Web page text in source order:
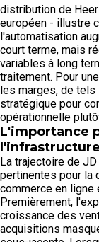
distribution de
européen - illustre
l'automatisation
court terme, mais
variables à long
traitement. Pour
les marges, de
stratégique pour
opérationnelle
L'importance
La trajectoire de
pertinentes pour la
commerce en ligne
Premièrement,
croissance des
acquisitions